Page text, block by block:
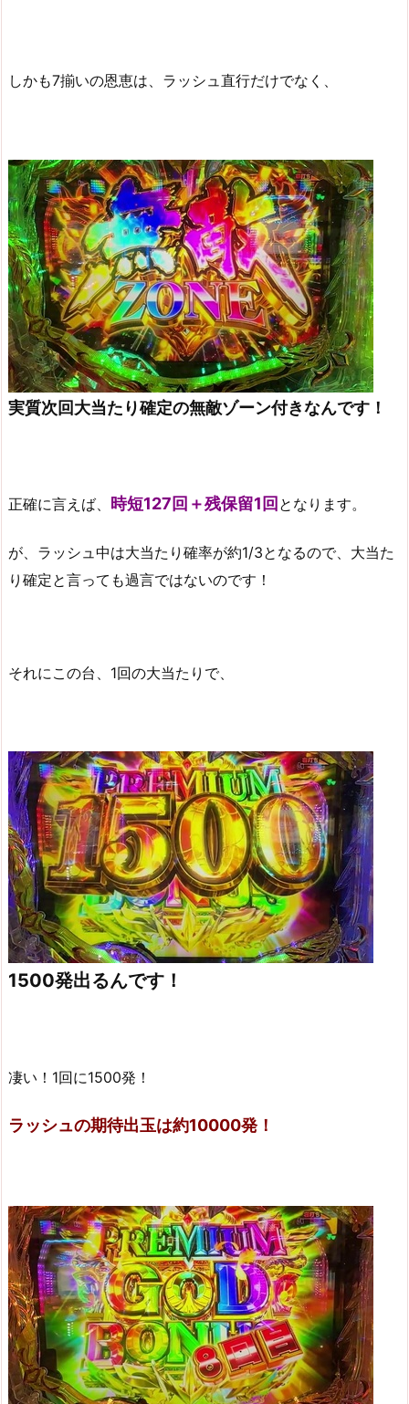
しかも7揃いの恩恵は、ラッシュ直行だけでなく、
実質次回大当たり確定の無敵ゾーン付きなんです！
正確に言えば、 時短127回＋残保留1回 となります。
が、ラッシュ中は大当たり確率が約1/3となるので、大当た
り確定と言っても過言ではないのです！
それにこの台、1回の大当たりで、
1500発出るんです！
凄い！1回に1500発！
ラッシュの期待出玉は約10000発！